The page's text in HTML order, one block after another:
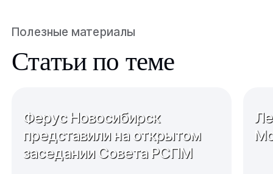
Полезные материалы
Статьи по теме
Ферус Новосибирск
представили на открытом
заседании Совета РСПМ